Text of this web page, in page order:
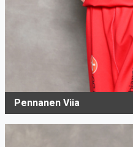
Pennanen Viia